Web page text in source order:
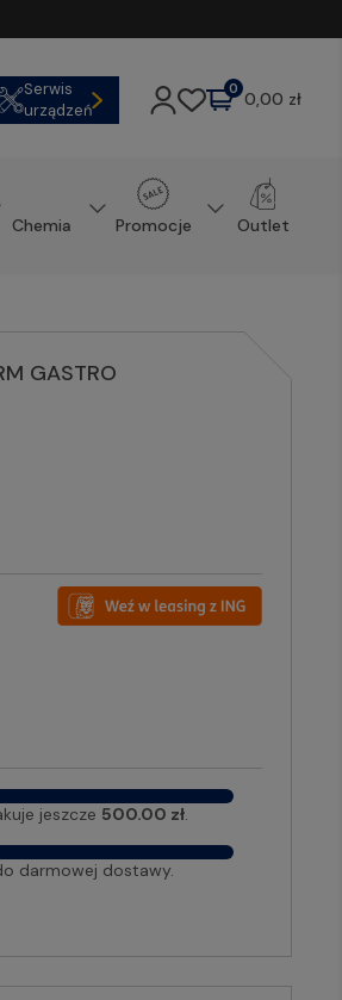
Serwis
urządzeń
0,00 zł
0
Chemia Promocje Outlet
GASTRO
jeszcze 500.00 zł.
darmowej dostawy.